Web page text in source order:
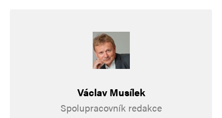
Informujte mě o nových příspěvcích e-mailem.
Václav Musílek
Spolupracovník redakce